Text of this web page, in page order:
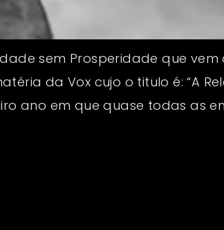
sem Prosperidade que
da Vox cujo o titulo é: “A
ano em que quase todas as